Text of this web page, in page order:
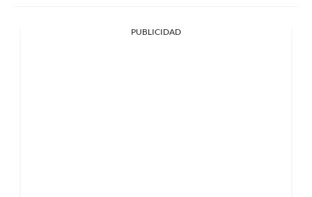
PUBLICIDAD